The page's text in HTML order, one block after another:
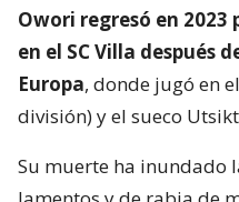
Owori regresó en
en el SC Villa después
Europa, donde jugó en
división) y el sueco
Su muerte ha inundado